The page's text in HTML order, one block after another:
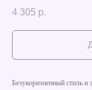
4 305 р.
Безукоризненный стиль и